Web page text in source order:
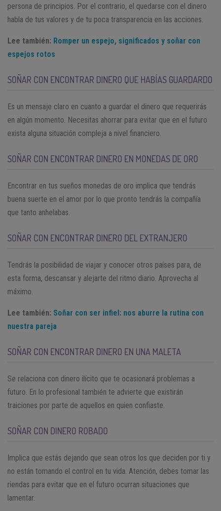
persona de principios. Por el contrario, el quedarse con el dinero
habla de tus valores y de tu poca transparencia en las acciones.
Lee también: Romper un espejo, significados y soñar con
espejos rotos
SOÑAR CON ENCONTRAR DINERO QUE HABÍAS GUARDARDO
Es un mensaje claro en cuanto a guardar el dinero que requerirás
en algún momento. Necesitas ahorrar para evitar que en el futuro
exista alguna situación compleja a nivel financiero.
SOÑAR CON ENCONTRAR DINERO EN MONEDAS DE ORO
Encontrar en tus sueños monedas de oro implica que tendrás
buena suerte en el amor por lo que pronto tendrás la compañía
que tanto anhelabas.
SOÑAR CON ENCONTRAR DINERO DEL EXTRANJERO
Tendrás la posibilidad de viajar y conocer otros países para, de
esta forma, descansar y alejarte del ritmo diario. Aprovecha al
máximo.
Lee también: Soñar con ser infiel: nos aburre la rutina con
nuestra pareja
SOÑAR CON ENCONTRAR DINERO EN UNA MALETA
Se relaciona con dinero ilícito que te ocasionará problemas a
futuro. En lo profesional también te advierte que existirán
traiciones por parte de aquellos en quien confiaste.
SOÑAR CON DINERO ROBADO
Implica que estás dejando que sean otros los que deciden por ti y
no están tomando el control en tu vida. Atención, debes tomar las
riendas para evitar que en el futuro ocurran situaciones que
lamentar.